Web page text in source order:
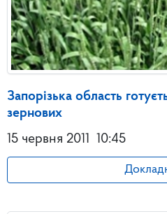
Запорізька область
зернових
15 червня 2011
10:45